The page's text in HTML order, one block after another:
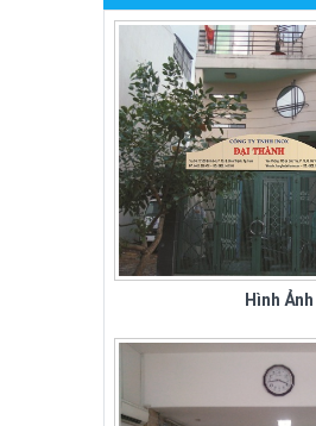
Quán Cơm
Sân Bay Tân Sơn
Hình Ảnh